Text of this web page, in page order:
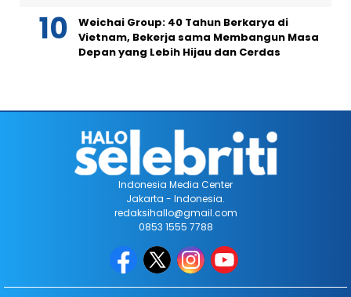
Weichai Group: 40 Tahun Berkarya di
Vietnam, Bekerja sama Membangun Masa
Depan yang Lebih Hijau dan Cerdas
Indonesia Media Center
Jakarta - Indonesia.
redaksihallo@gmail.com
0853 1555 7788